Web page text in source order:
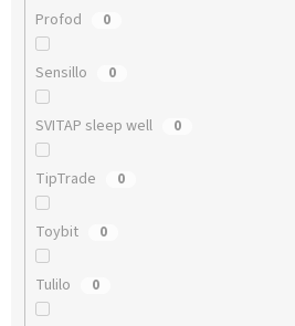
Profod 0
Sensillo 0
SVITAP sleep well 0
TipTrade 0
Toybit 0
Tulilo 0